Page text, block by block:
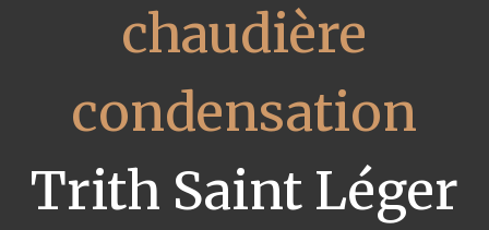
chaudière
condensation
Trith Saint Léger